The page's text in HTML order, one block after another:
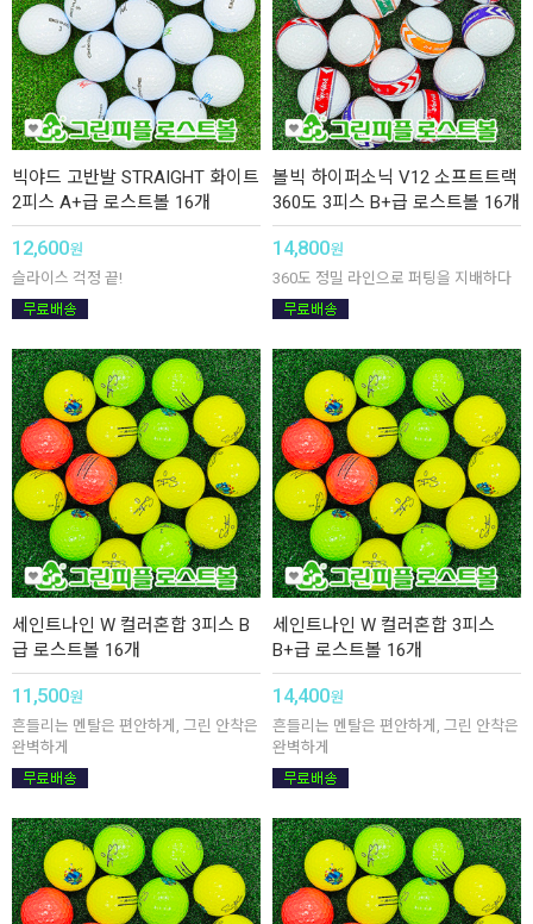
빅야드 고반발 STRAIGHT 화이트
2피스 A+급 로스트볼 16개
12,600원
슬라이스 걱정 끝!
볼빅 하이퍼소닉 V12 소프트트랙
360도 3피스 B+급 로스트볼 16개
14,800원
360도 정밀 라인으로 퍼팅을 지배하다
세인트나인 W 컬러혼합 3피스 B
급 로스트볼 16개
11,500원
흔들리는 멘탈은 편안하게, 그린 안착은
완벽하게
세인트나인 W 컬러혼합 3피스
B+급 로스트볼 16개
14,400원
흔들리는 멘탈은 편안하게, 그린 안착은
완벽하게